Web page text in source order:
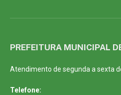
PREFEITURA MUNICIPAL
Atendimento de segunda a sexta
Telefone: